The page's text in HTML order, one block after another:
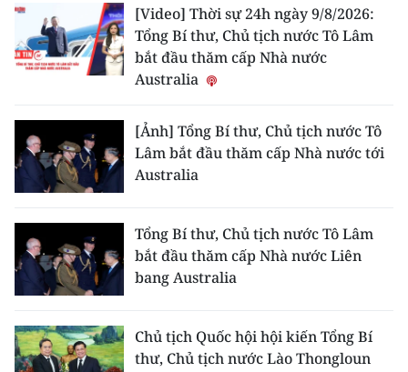
[Video] Thời sự 24h ngày 9/8/2026:
Tổng Bí thư, Chủ tịch nước Tô Lâm
bắt đầu thăm cấp Nhà nước
Australia
[Ảnh] Tổng Bí thư, Chủ tịch nước Tô
Lâm bắt đầu thăm cấp Nhà nước tới
Australia
Tổng Bí thư, Chủ tịch nước Tô Lâm
bắt đầu thăm cấp Nhà nước Liên
bang Australia
Chủ tịch Quốc hội hội kiến Tổng Bí
thư, Chủ tịch nước Lào Thongloun